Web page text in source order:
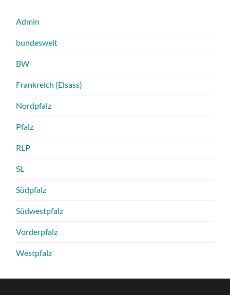
Admin
bundesweit
BW
Frankreich (Elsass)
Nordpfalz
Pfalz
RLP
SL
Südpfalz
Südwestpfalz
Vorderpfalz
Westpfalz